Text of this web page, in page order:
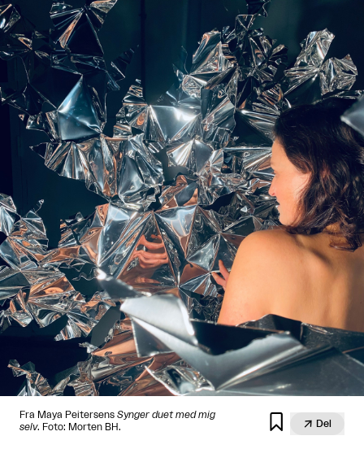
Fra Maya Peitersens Synger duet med mig
selv. Foto: Morten BH.   Del